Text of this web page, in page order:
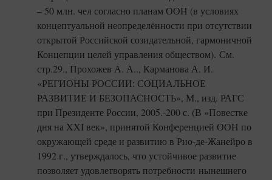
– 50 млн. чел согласно планам ООН (в условиях
концептуальной неопределённости при отсутствии
открытой Российской созидательной, гармоничной
Концепции целей управления обществом). См.
стр.29., Прохожев А. А.., Карманова А. И.
«РЕГИОНЫ РОССИИ: СОЦИАЛЬНОЕ
РАЗВИТИЕ И БЕЗОПАСНОСТЬ», М., изд. РАГС
при Президенте России, 2005.-200 с. (В «Повестке
дня на XXI век», принятой Конференцией ООН по
окружающей среде и развитию в Рио-де-Жанейро в
1992 г., утверждалось, что устойчивое развитие
позволяет удовлетворять потребности нынешнего